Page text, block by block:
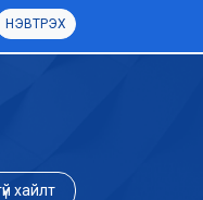
НЭВТРЭХ
хайлт